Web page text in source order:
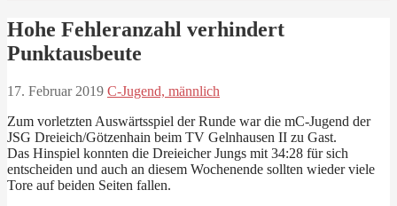
Hohe Fehleranzahl verhindert
Punktausbeute
17. Februar 2019 C-Jugend, männlich
Zum vorletzten Auswärtsspiel der Runde war die mC-Jugend der
JSG Dreieich/Götzenhain beim TV Gelnhausen II zu Gast.
Das Hinspiel konnten die Dreieicher Jungs mit 34:28 für sich
entscheiden und auch an diesem Wochenende sollten wieder viele
Tore auf beiden Seiten fallen.